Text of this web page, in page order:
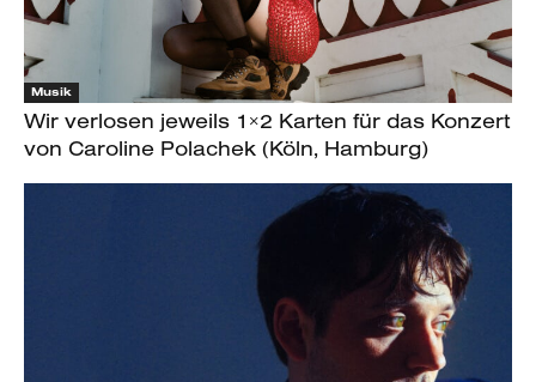
Musik
Wir verlosen jeweils 1×2 Karten für das Konzert
von Caroline Polachek (Köln, Hamburg)